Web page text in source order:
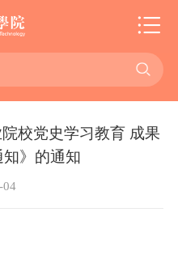

校党史学习教育 成果
》的通知
04